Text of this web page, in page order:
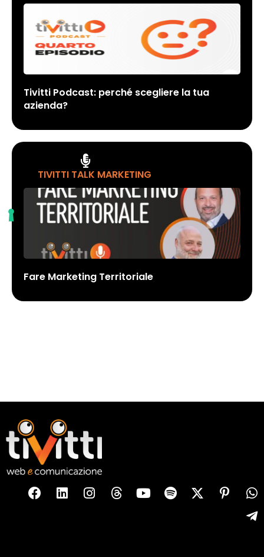
Tivitti Podcast: perché scegliere la tua
azienda?
TIVITTI TALK MARKETING
Fare Marketing Territoriale